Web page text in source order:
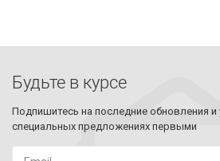
Будьте в курсе
Подпишитесь на последние обновления и
специальных предложениях первыми